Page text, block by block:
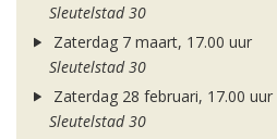
Sleutelstad 30
Zaterdag 7 maart, 17.00 uur
Sleutelstad 30
Zaterdag 28 februari, 17.00 uur
Sleutelstad 30